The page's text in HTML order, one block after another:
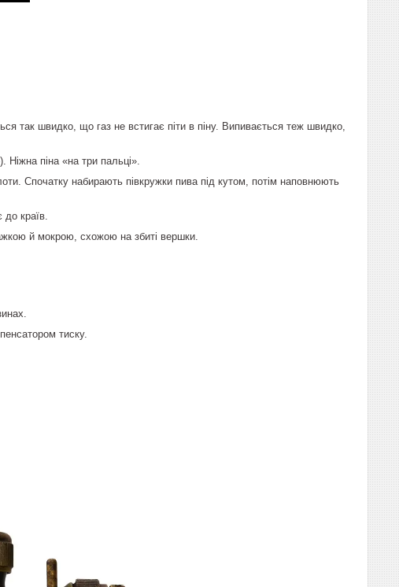
так швидко, що газ не встигає піти в піну. Випивається теж швидко,
піна «на три пальці».
Спочатку набирають півкружки пива під кутом, потім наповнюють
країв.
й мокрою, схожою на збиті вершки.
тиску.